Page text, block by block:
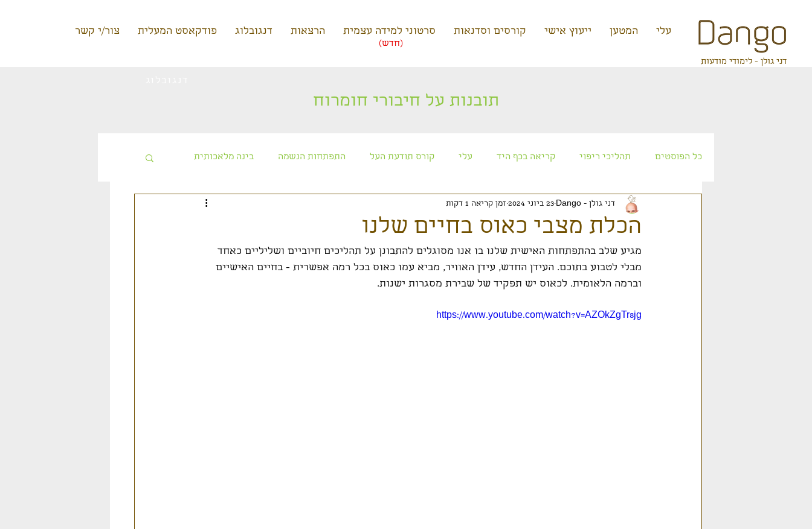
קצת עלי המטען ייעוץ אישי קורסים וסדנאות סרטוני למידה עצמית הרצאות דנגובלוג פודקאסט המעלית צור/י קשר
(חדש)
דני גולן - לימודי מודעות
תובנות על חיבורי חומרוח
כל הפוסטים תהליכי ריפוי קריאה בכף היד עלי קורס תודעת העל התפתחות הנשמה בינה מלאכותית
עתידנות זרעי כוכבים ותרבויות חוצניות מפגשי טעינה ללא תשלום
הכלת מצבי כאוס בחיים שלנו
דני גולן - Dango 23 ביוני 2024 זמן קריאה 1 דקות
מגיע שלב בהתפתחות האישית שלנו בו אנו מסוגלים להתבונן על תהליכים חיוביים ושליליים כאחד
מבלי לטבוע בתוכם. העידן החדש, עידן האוויר, מביא עמו כאוס בכל רמה אפשרית - בחיים האישיים
וברמה הלאומית. לכאוס יש תפקיד של שבירת מסגרות ישנות.
https://www.youtube.com/watch?v=AZOkZgTr8jg